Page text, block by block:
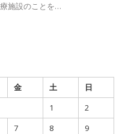
施設のことを…
金 土
日
1
2
7 8
9